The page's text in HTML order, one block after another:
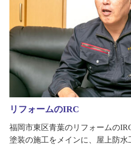
リフォームのIRC
福岡市東区青葉のリフォームの
塗装の施工をメインに、屋上防水